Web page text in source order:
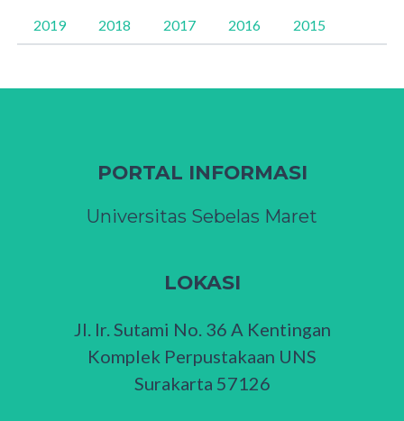
2019 2018 2017 2016 2015
PORTAL INFORMASI
Universitas Sebelas Maret
LOKASI
Jl. Ir. Sutami No. 36 A Kentingan
Komplek Perpustakaan UNS
Surakarta 57126